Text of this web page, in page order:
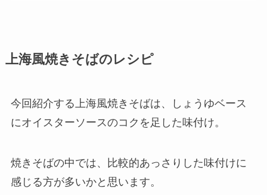
上海風焼きそばのレシピ
今回紹介する上海風焼きそばは、しょうゆベース
にオイスターソースのコクを足した味付け。
焼きそばの中では、比較的あっさりした味付けに
感じる方が多いかと思います。